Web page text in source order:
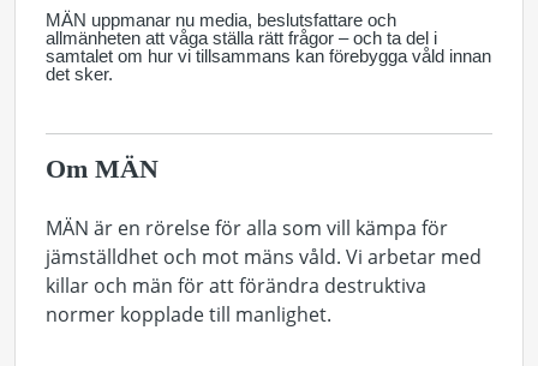
MÄN uppmanar nu media, beslutsfattare och
allmänheten att våga ställa rätt frågor – och ta del i
samtalet om hur vi tillsammans kan förebygga våld innan
det sker.
Om MÄN
MÄN är en rörelse för alla som vill kämpa för
jämställdhet och mot mäns våld. Vi arbetar med
killar och män för att förändra destruktiva
normer kopplade till manlighet.